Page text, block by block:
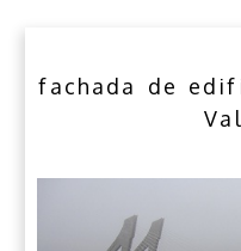
fachada de